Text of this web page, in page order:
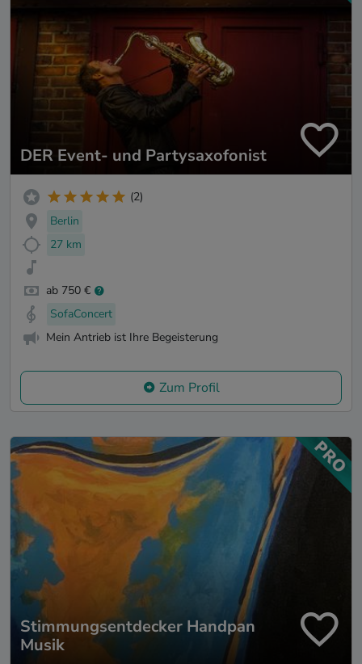
DER Event- und Partysaxofonist
(2)
Berlin
27 km
ab 750 €
SofaConcert
Mein Antrieb ist Ihre Begeisterung
Zum Profil
Stimmungsentdecker Handpan
Musik